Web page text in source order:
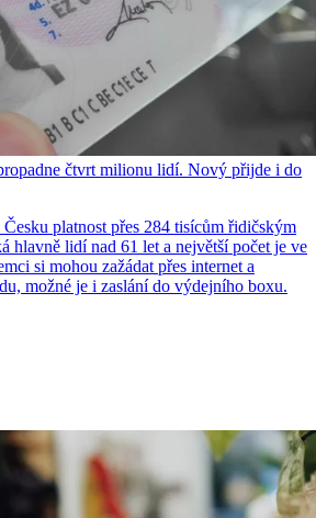
čtvrt milionu lidí. Nový přijde i do
platnost přes 284 tisícům řidičským
hlavně lidí nad 61 let a největší počet je ve
si mohou zažádat přes internet a
možné je i zaslání do výdejního boxu.